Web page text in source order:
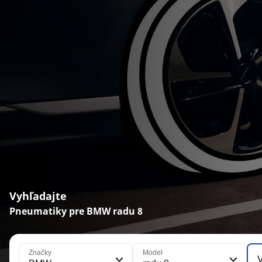
Vyhľadajte
Pneumatiky pre BMW radu 8
Značky Model